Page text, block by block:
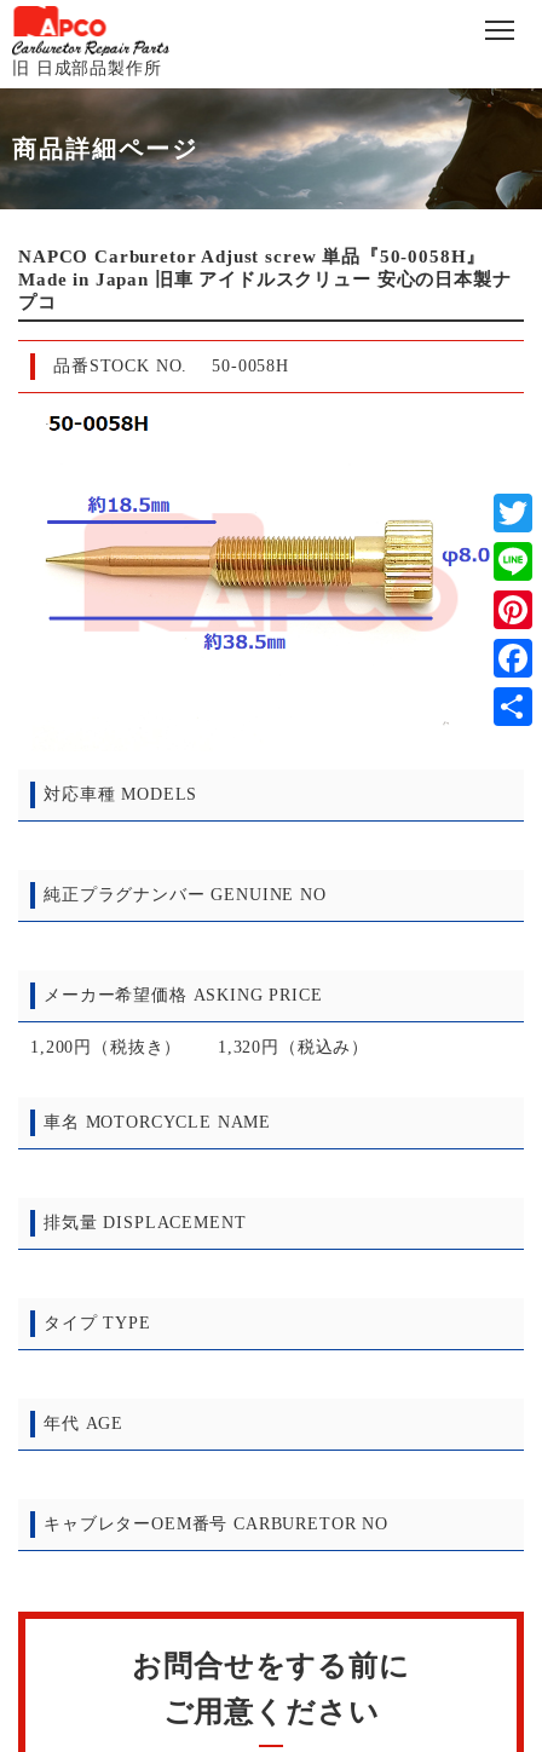
旧 日成部品製作所
商品詳細ページ
NAPCO Carburetor Adjust screw 単品『50-0058H』
Made in Japan 旧車 アイドルスクリュー 安心の日本製ナ
プコ
品番STOCK NO. 50-0058H
対応車種 MODELS
純正プラグナンバー GENUINE NO
メーカー希望価格 ASKING PRICE
1,200円（税抜き） 1,320円（税込み）
車名 MOTORCYCLE NAME
排気量 DISPLACEMENT
タイプ TYPE
年代 AGE
キャブレターOEM番号 CARBURETOR NO
お問合せをする前に
ご用意ください
Line